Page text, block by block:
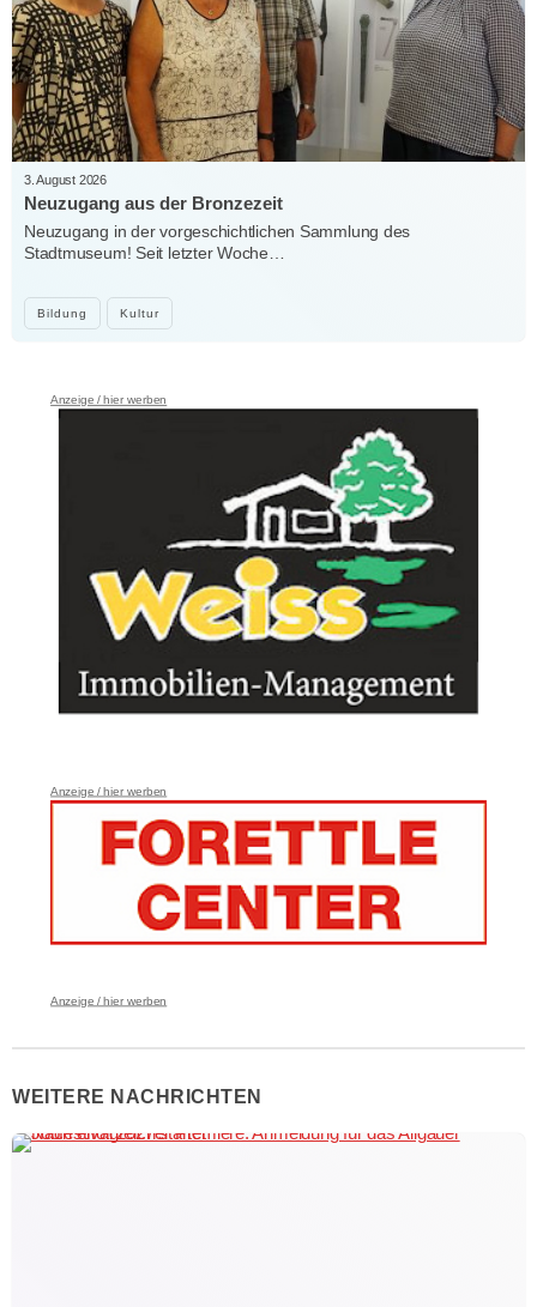
Bildung Kultur
3. August 2026
Neuzugang aus der Bronzezeit
Neuzugang in der vorgeschichtlichen Sammlung des
Stadtmuseum! Seit letzter Woche…
Anzeige / hier werben
Anzeige / hier werben
Anzeige / hier werben
WEITERE NACHRICHTEN